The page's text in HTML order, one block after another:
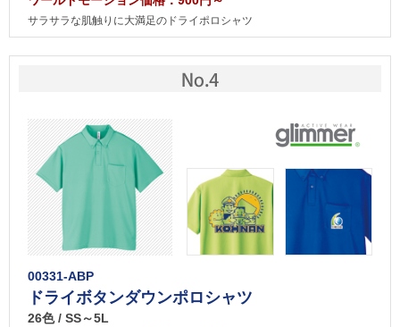
サラサラな肌触りに大満足のドライポロシャツ
00331-ABP
ドライボタンダウンポロシャツ
26色 / SS～5L